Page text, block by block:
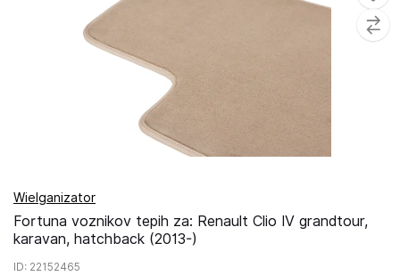
Wielganizator
Fortuna voznikov tepih za: Renault Clio IV grandtour,
karavan, hatchback (2013-)
ID: 22152465